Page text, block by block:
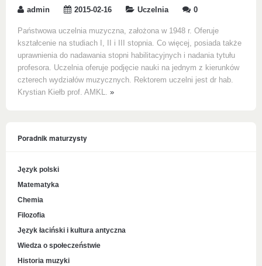
admin 2015-02-16 Uczelnia 0
Państwowa uczelnia muzyczna, założona w 1948 r. Oferuje
kształcenie na studiach I, II i III stopnia. Co więcej, posiada także
uprawnienia do nadawania stopni habilitacyjnych i nadania tytułu
profesora. Uczelnia oferuje podjęcie nauki na jednym z kierunków
czterech wydziałów muzycznych. Rektorem uczelni jest dr hab.
Krystian Kiełb prof. AMKL. »
Poradnik maturzysty
Język polski
Matematyka
Chemia
Filozofia
Język łaciński i kultura antyczna
Wiedza o społeczeństwie
Historia muzyki